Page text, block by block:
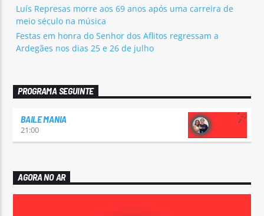
Luís Represas morre aos 69 anos após uma carreira de
meio século na música
Festas em honra do Senhor dos Aflitos regressam a
Ardegães nos dias 25 e 26 de julho
PROGRAMA SEGUINTE
BAILE MANIA
21:00
AGORA NO AR